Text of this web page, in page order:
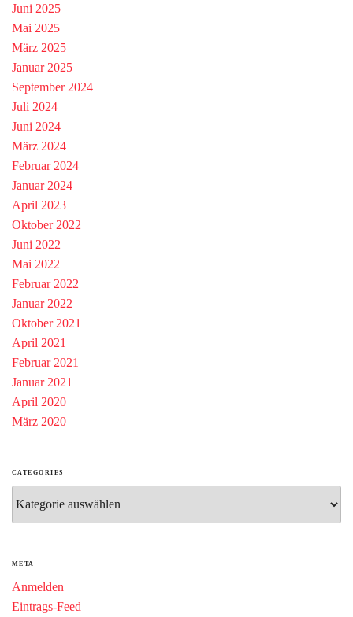
Juni 2025
Mai 2025
März 2025
Januar 2025
September 2024
Juli 2024
Juni 2024
März 2024
Februar 2024
Januar 2024
April 2023
Oktober 2022
Juni 2022
Mai 2022
Februar 2022
Januar 2022
Oktober 2021
April 2021
Februar 2021
Januar 2021
April 2020
März 2020
CATEGORIES
META
Anmelden
Eintrags-Feed